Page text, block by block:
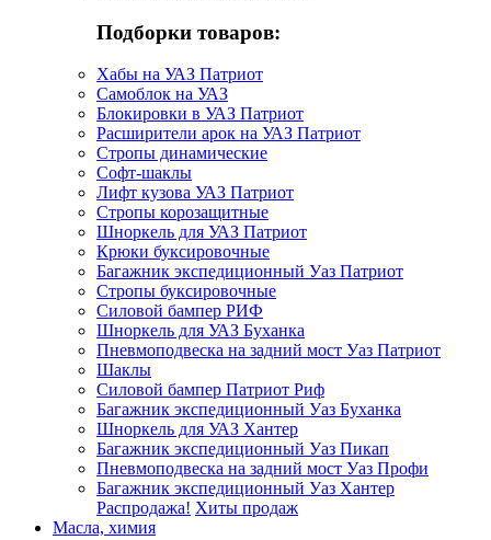
Подборки товаров:
Хабы на УАЗ Патриот
Самоблок на УАЗ
Блокировки в УАЗ Патриот
Расширители арок на УАЗ Патриот
Стропы динамические
Софт-шаклы
Лифт кузова УАЗ Патриот
Стропы корозащитные
Шноркель для УАЗ Патриот
Крюки буксировочные
Багажник экспедиционный Уаз Патриот
Стропы буксировочные
Силовой бампер РИФ
Шноркель для УАЗ Буханка
Пневмоподвеска на задний мост Уаз Патриот
Шаклы
Силовой бампер Патриот Риф
Багажник экспедиционный Уаз Буханка
Шноркель для УАЗ Хантер
Багажник экспедиционный Уаз Пикап
Пневмоподвеска на задний мост Уаз Профи
Багажник экспедиционный Уаз Хантер
Распродажа! Хиты продаж
Масла, химия